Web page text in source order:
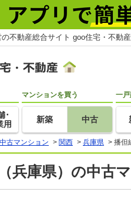
不動産総合サイト goo住宅・不動産
･
用
マンションを買う
新築 中古
一戸
中古マンション > 関西 > 兵庫県 > 播但
兵庫県）の中古